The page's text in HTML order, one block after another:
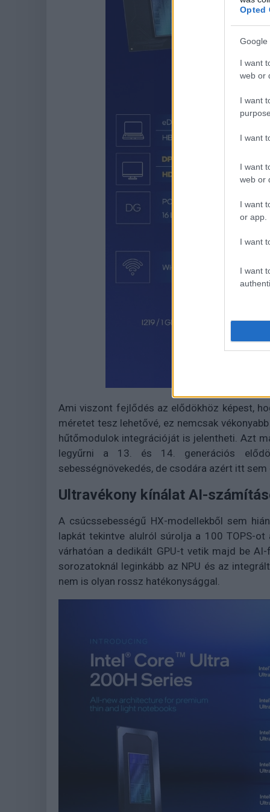
Opted
Google
I want
web or
I want
I want
I want
web or
I want
or app.
I want
I want
Ami viszont fejlődés az elődökhöz képest,
méretet tesz lehetővé, ez nemcsak
hűtőmodulok integrációját is jelentheti. Azt
legyűrni a 13. és 14. generációs
sebességnövekedés, de csodára azért itt
Ultravékony kínálat AI-
A csúcssebességű HX-modellekből sem
lapkát tekintve alulról súrolja a 100 TOPS-
várhatóan a dedikált GPU-t vetik majd be
sorozatoknál leginkább az NPU és az
nem is olyan rossz hatékonysággal.